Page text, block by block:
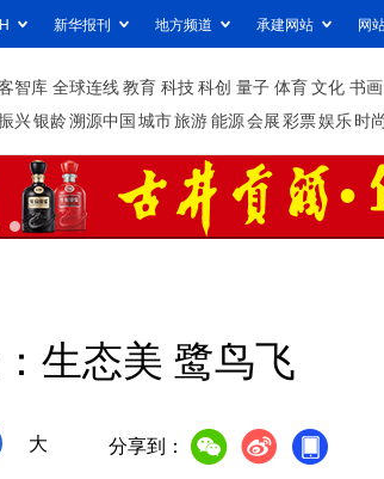
新华报刊 地方频道 承建网站 网
智库 全球连线教育 科技科创 量子 体育文化 书画
兴银龄溯源中国城市旅游能源会展彩票娱乐时尚
生态美 鹭鸟飞
大 分享到：